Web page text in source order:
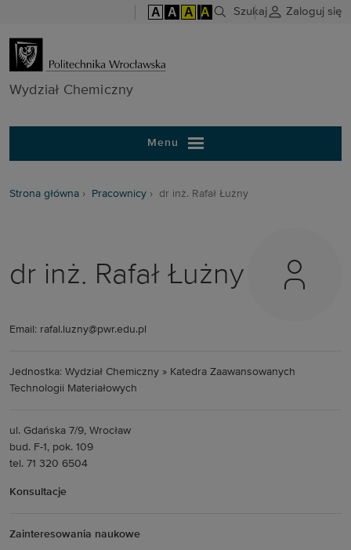
A A A A Szukaj Zaloguj się
Wydział
Wydział Chemiczny
Menu
Strona główna Pracownicy dr inż. Rafał Łużny
dr inż. Rafał Łużny
Email: rafal.luzny@pwr.edu.pl
Jednostka: Wydział Chemiczny » Katedra Zaawansowanych
Technologii Materiałowych
ul. Gdańska 7/9, Wrocław
bud. F-1, pok. 109
tel. 71 320 6504
Konsultacje
Zainteresowania naukowe